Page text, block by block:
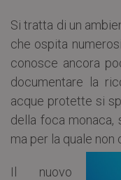
Si tratta di un
che ospita
conosce ancora
documentare la
acque protette si
della foca monaca,
ma per la quale non
Il nuovo